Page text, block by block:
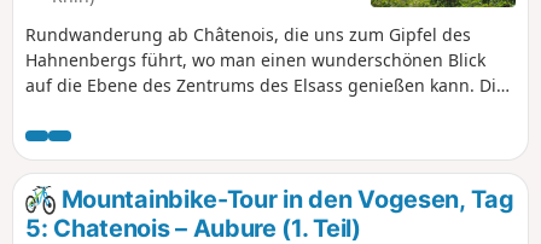
Panoramen bewundern.
Rundwanderung ab Châtenois, die uns zum Gipfel des
Hahnenbergs führt, wo man einen wunderschönen Blick
auf die Ebene des Zentrums des Elsass genießen kann. Die
herum und dann zurück durch die Weinberge oberhalb von
Kintzheim.
Mountainbike-Tour in den Vogesen, Tag
5: Chatenois – Aubure (1. Teil)